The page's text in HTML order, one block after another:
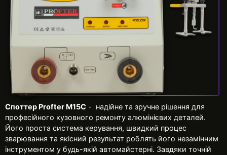
Споттер Profter M15C - надійне та зручне рішення для
професійного кузовного ремонту алюмінієвих деталей.
Його проста система керування, швидкий процес
зварювання та якісний результат роблять його незамінним
інструментом у будь-якій автомайстерні. Завдяки точній